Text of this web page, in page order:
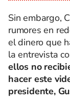
Sin embargo,
rumores en
el dinero que
la entrevista
ellos no
hacer este
presidente,